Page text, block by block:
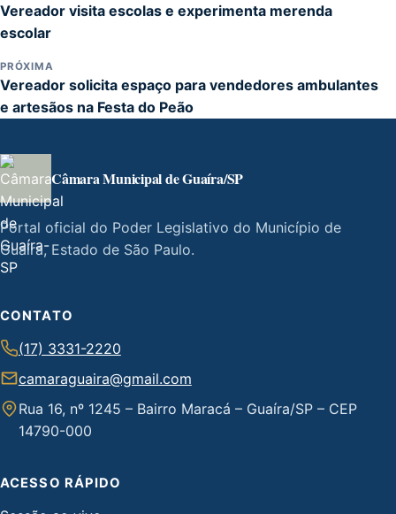
Vereador visita escolas e experimenta merenda
escolar
PRÓXIMA
Vereador solicita espaço para vendedores ambulantes
e artesãos na Festa do Peão
Câmara Municipal de Guaíra/SP
Portal oficial do Poder Legislativo do Município de
Guaíra, Estado de São Paulo.
CONTATO
(17) 3331-2220
camaraguaira@gmail.com
Rua 16, nº 1245 – Bairro Maracá – Guaíra/SP – CEP
14790-000
ACESSO RÁPIDO